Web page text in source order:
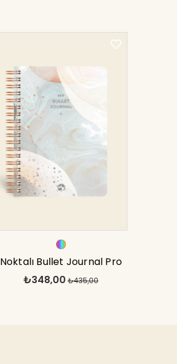
Noktalı Bullet Journal Pro
Defter Planet 17x24
₺348,00 ₺435,00